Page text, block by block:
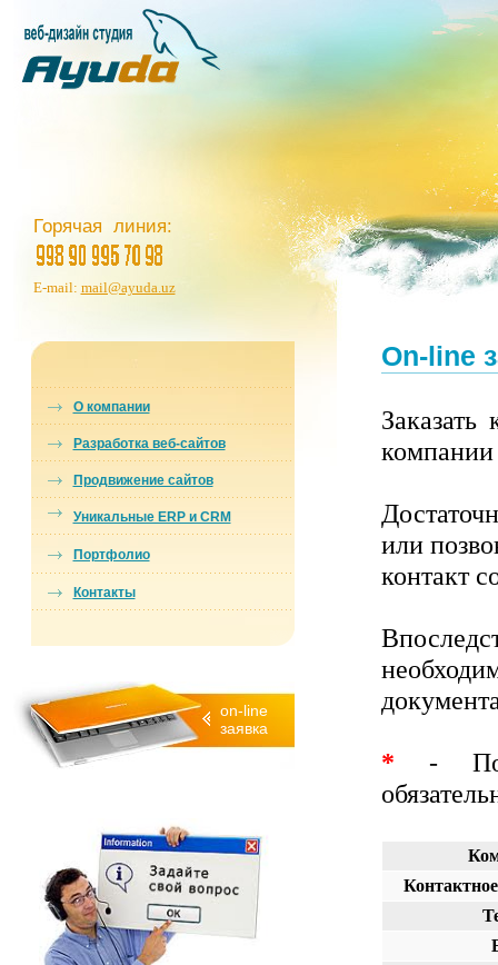
Горячая линия:
E-mail: mail@ayuda.uz
О компании
Разработка веб-сайтов
Продвижение сайтов
Уникальные ERP и CRM
Портфолио
Контакты
on-line
заявка
On-line
компании
или
контакт
* -